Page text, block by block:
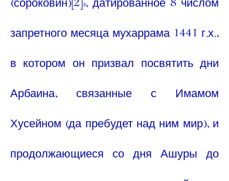
(сороковин)[2]», датированное 8 числом
запретного месяца мухаррама 1441 г.х.,
в котором он призвал посвятить дни
Арбаина, связанные с Имамом
Хусейном (да пребудет над ним мир), и
продолжающиеся со дня Ашуры до